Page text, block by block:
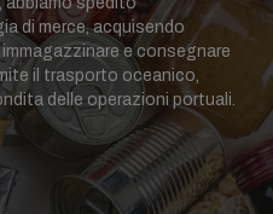
di merce, acquisendo
immagazzinare e consegnare
il trasporto oceanico,
delle operazioni portuali.